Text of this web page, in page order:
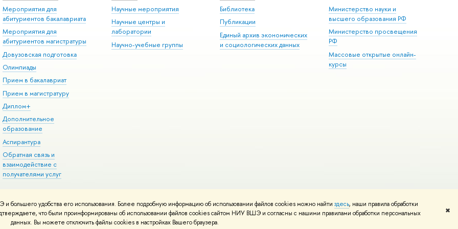
удобства его использования. Более подробную информацию об использовании файлов cookies можно найти здесь, наши правила обработки
что были проинформированы об использовании файлов cookies сайтом НИУ ВШЭ и согласны с нашими правилами обработки персональных
данных. Вы можете отключить файлы cookies в настройках Вашего браузера.
✖
Мероприятия для
абитуриентов бакалавриата
Мероприятия для
абитуриентов магистратуры
Довузовская подготовка
Олимпиады
Прием в бакалавриат
Прием в магистратуру
Диплом+
Дополнительное
образование
Аспирантура
Обратная связь и
взаимодействие с
получателями услуг
Научные мероприятия
Научные центры и
лаборатории
Научно-учебные группы
Библиотека
Публикации
Единый архив экономических
и социологических данных
Министерство науки и
высшего образования РФ
Министерство просвещения
РФ
Массовые открытые онлайн-
курсы
Редактору
Условия использования материалов Политика конфиденциальности Карта сайта
вШколе дизайна НИУ ВШЭ